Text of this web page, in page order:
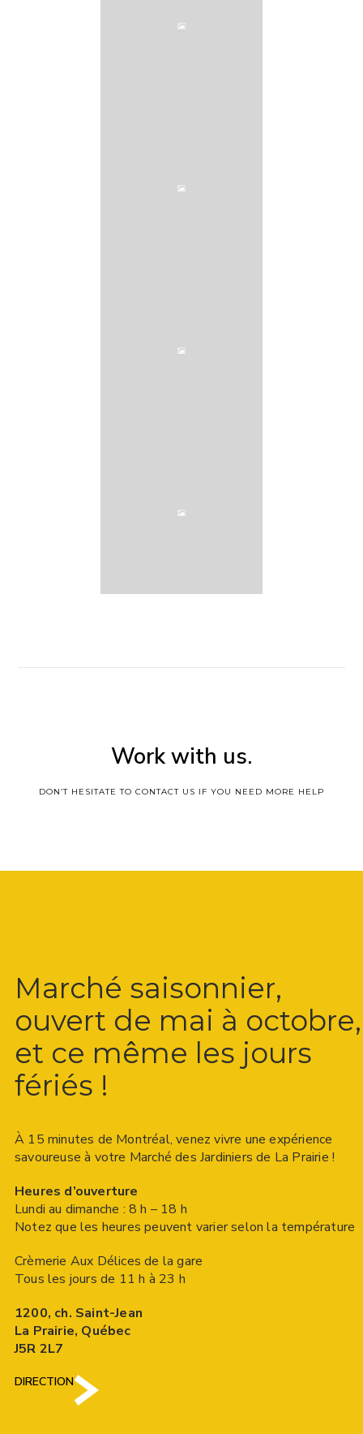
Work with us.
DON’T HESITATE TO CONTACT US IF YOU NEED MORE HELP
Marché saisonnier,
ouvert de mai à octobre,
et ce même les jours
fériés !
À 15 minutes de Montréal, venez vivre une expérience
savoureuse à votre Marché des Jardiniers de La Prairie !
Heures d’ouverture
Lundi au dimanche : 8 h – 18 h
Notez que les heures peuvent varier selon la température
Crèmerie Aux Délices de la gare
Tous les jours de 11 h à 23 h
1200, ch. Saint-Jean
La Prairie, Québec
J5R 2L7
DIRECTION